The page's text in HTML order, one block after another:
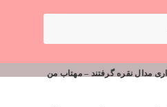
مدال نقره گرفتند – مهتاب من